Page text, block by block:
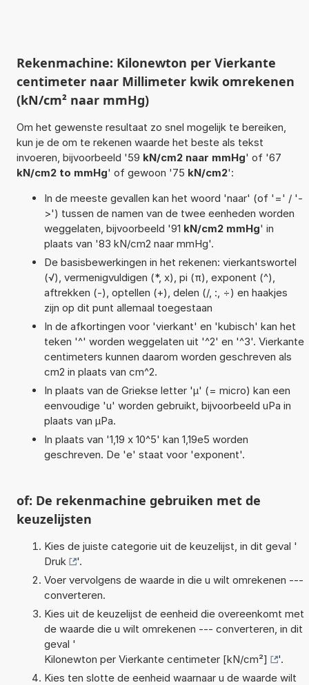
Rekenmachine: Kilonewton per Vierkante
centimeter naar Millimeter kwik omrekenen
(kN/cm² naar mmHg)
Om het gewenste resultaat zo snel mogelijk te bereiken,
kun je de om te rekenen waarde het beste als tekst
invoeren, bijvoorbeeld '59 kN/cm2 naar mmHg' of '67
kN/cm2 to mmHg' of gewoon '75 kN/cm2':
In de meeste gevallen kan het woord 'naar' (of '=' / '-
>') tussen de namen van de twee eenheden worden
weggelaten, bijvoorbeeld '91 kN/cm2 mmHg' in
plaats van '83 kN/cm2 naar mmHg'.
De basisbewerkingen in het rekenen: vierkantswortel
(√), vermenigvuldigen (*, x), pi (π), exponent (^),
aftrekken (-), optellen (+), delen (/, :, ÷) en haakjes
zijn op dit punt allemaal toegestaan
In de afkortingen voor 'vierkant' en 'kubisch' kan het
teken '^' worden weggelaten uit '^2' en '^3'. Vierkante
centimeters kunnen daarom worden geschreven als
cm2 in plaats van cm^2.
In plaats van de Griekse letter 'µ' (= micro) kan een
eenvoudige 'u' worden gebruikt, bijvoorbeeld uPa in
plaats van µPa.
In plaats van '1,19 x 10^5' kan 1,19e5 worden
geschreven. De 'e' staat voor 'exponent'.
of: De rekenmachine gebruiken met de
keuzelijsten
Kies de juiste categorie uit de keuzelijst, in dit geval '
Druk
'.
Voer vervolgens de waarde in die u wilt omrekenen ---
converteren.
Kies uit de keuzelijst de eenheid die overeenkomt met
de waarde die u wilt omrekenen --- converteren, in dit
geval '
Kilonewton per Vierkante centimeter [kN/cm²]
'.
Kies ten slotte de eenheid waarnaar u de waarde wilt